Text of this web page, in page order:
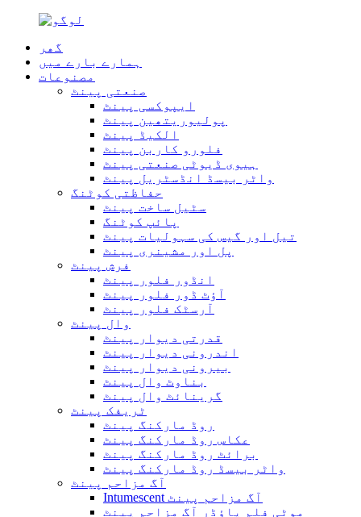
گھر
ہمارے بارے میں
مصنوعات
صنعتی پینٹ
ایپوکسی پینٹ
پولیوریتھین پینٹ
الکیڈ پینٹ
فلورو کاربن پینٹ
ہیوی ڈیوٹی صنعتی پینٹ
واٹر بیسڈ انڈسٹریل پینٹ
حفاظتی کوٹنگ
سٹیل ساخت پینٹ
پائپ کوٹنگ
تیل اور گیس کی سہولیات پینٹ
پل اور مشینری پینٹ
فرش پینٹ
انڈور فلور پینٹ
آؤٹ ڈور فلور پینٹ
آرسٹک فلور پینٹ
وال پینٹ
قدرتی دیوار پینٹ
اندرونی دیوار پینٹ
بیرونی دیوار پینٹ
بناوٹ وال پینٹ
گرینائٹ وال پینٹ
ٹریفک پینٹ
روڈ مارکنگ پینٹ
عکاس روڈ مارکنگ پینٹ
برائٹ روڈ مارکنگ پینٹ
واٹر بیسڈ روڈ مارکنگ پینٹ
آگ مزاحم پینٹ
Intumescent آگ مزاحم پینٹ
موٹی فلم پاؤڈر آگ مزاحم پینٹ